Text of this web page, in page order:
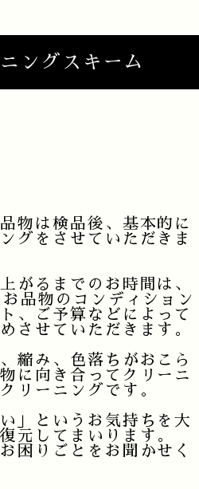
ングスキーム
物は検品後、基本的に
グをさせていただきま
がるまでのお時間は、
品物のコンディション
、ご予算などによって
させていただきます。
縮み、色落ちがおこら
に向き合ってクリーニ
リーニングです。
」というお気持ちを大
元してまいります。
困りごとをお聞かせく